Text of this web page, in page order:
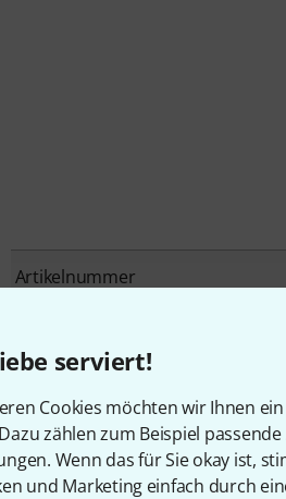
serviert!
Cookies möchten wir Ihnen
zählen zum Beispiel
Wenn das für Sie okay ist,
und Marketing einfach durch
Artikelnummer